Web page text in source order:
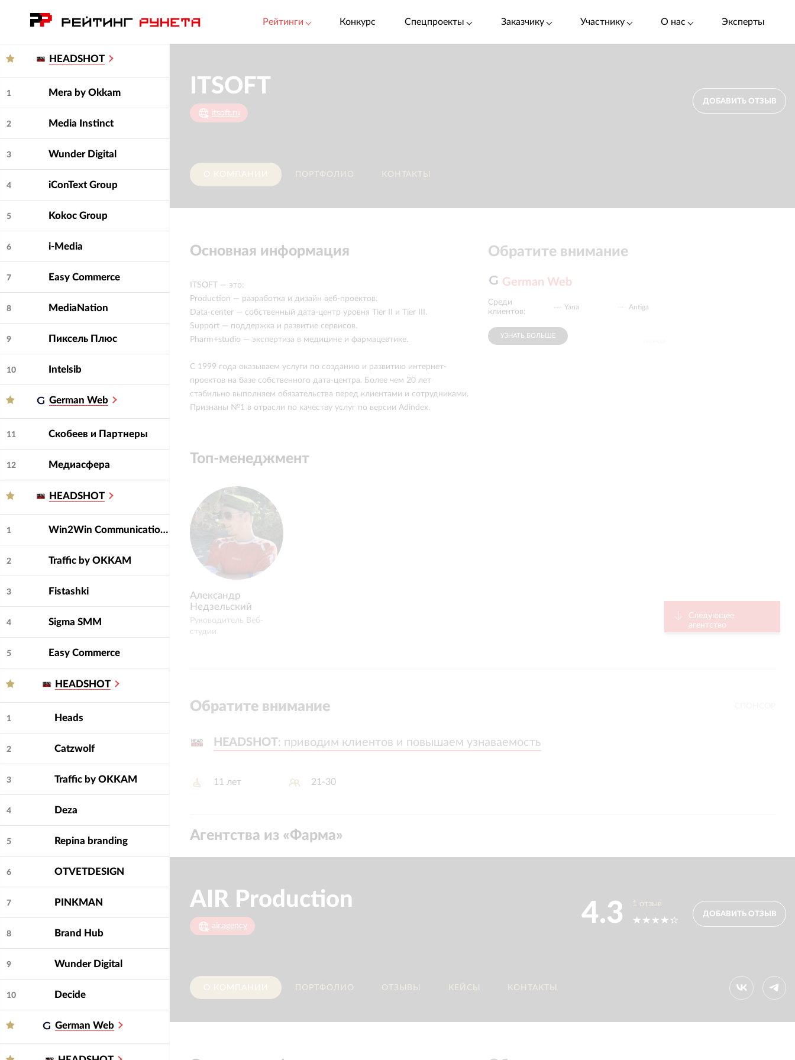
Рейтинги Конкурс Спецпроекты Заказчику Участнику О нас Эксперты
HEADSHOT
1 Mera by Okkam
2 Media Instinct
3 Wunder Digital
4 iConText Group
5 Kokoc Group
6 i-Media
7 Easy Commerce
8 MediaNation
9 Пиксель Плюс
10 Intelsib
German Web
11 Скобеев и Партнеры
12 Медиасфера
HEADSHOT
1 Win2Win Communications
2 Traffic by OKKAM
3 Fistashki
4 Sigma SMM
5 Easy Commerce
HEADSHOT
1 Heads
2 Catzwolf
3 Traffic by OKKAM
4 Deza
5 Repina branding
6 OTVETDESIGN
7 PINKMAN
8 Brand Hub
9 Wunder Digital
10 Decide
German Web
ITSOFT
itsoft.ru
ДОБАВИТЬ ОТЗЫВ
О КОМПАНИИ ПОРТФОЛИО КОНТАКТЫ
Основная информация
ITSOFT — это:
Production — разработка и дизайн веб-проектов.
Data-center — собственный дата-центр уровня Tier II и Tier III.
Support — поддержка и развитие сервисов.
Pharm+studio — экспертиза в медицине и фармацевтике.
С 1999 года оказываем услуги по созданию и развитию интернет-
проектов на базе собственного дата-центра. Более чем 20 лет
стабильно выполняем обязательства перед клиентами и сотрудниками.
Признаны №1 в отрасли по качеству услуг по версии Adindex.
Топ-менеджмент
Александр
Недзельский
Руководитель Веб-
студии
Обратите внимание
German Web
Среди
клиентов:
Yana Antiga
УЗНАТЬ БОЛЬШЕ
Следующее
агентство
Обратите внимание
HEADSHOT: приводим клиентов и повышаем узнаваемость
HEADSHOT: приводим клиентов и повышаем узнаваемость
11 лет 21-30
Агентства из «Фарма»
AIR Production
air.agency 4.3 1 отзыв
ДОБАВИТЬ ОТЗЫВ
О КОМПАНИИ ПОРТФОЛИО ОТЗЫВЫ КЕЙСЫ КОНТАКТЫ